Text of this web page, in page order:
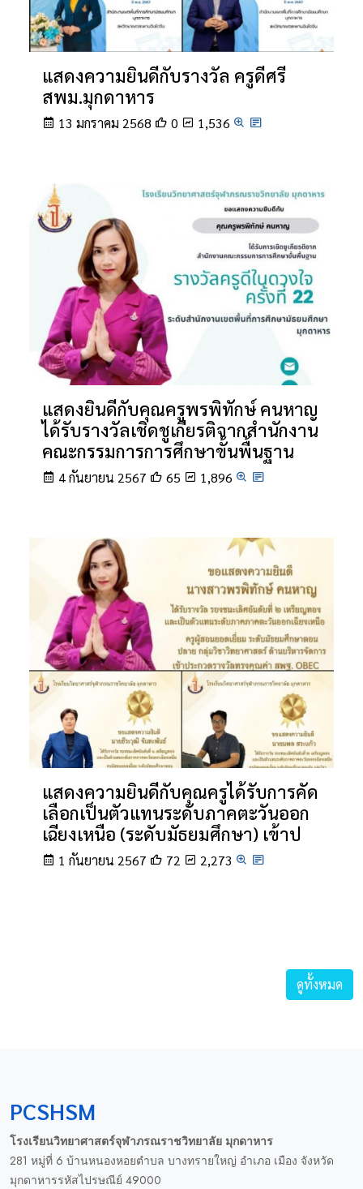
แสดงความยินดีกับรางวัล ครูดีศรี
สพม.มุกดาหาร
13 มกราคม 2568 0 1,536
แสดงยินดีกับคุณครูพรพิทักษ์ คนหาญ
ได้รับรางวัลเชิดชูเกียรติจากสำนักงาน
คณะกรรมการการศึกษาขั้นพื้นฐาน
4 กันยายน 2567 65 1,896
แสดงความยินดีกับคุณครูได้รับการคัด
เลือกเป็นตัวแทนระดับภาคตะวันออก
เฉียงเหนือ (ระดับมัธยมศึกษา) เข้าป
1 กันยายน 2567 72 2,273
ดูทั้งหมด
PCSHSM
โรงเรียนวิทยาศาสตร์จุฬาภรณราชวิทยาลัย มุกดาหาร
281 หมู่ที่ 6 บ้านหนองหอยตำบล บางทรายใหญ่ อำเภอ เมือง จังหวัด
มุกดาหารรหัสไปรษณีย์ 49000